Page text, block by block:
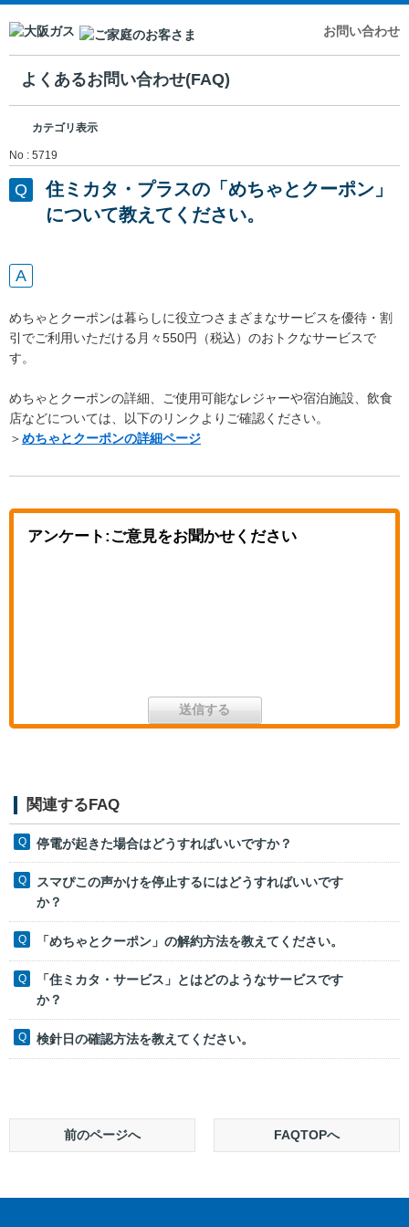
お問い合わせ
よくあるお問い合わせ(FAQ)
カテゴリ表示
No : 5719
住ミカタ・プラスの「めちゃとクーポン」
について教えてください。
めちゃとクーポンは暮らしに役立つさまざまなサービスを優待・割
引でご利用いただける月々550円（税込）のおトクなサービスで
す。
めちゃとクーポンの詳細、ご使用可能なレジャーや宿泊施設、飲食
店などについては、以下のリンクよりご確認ください。
＞めちゃとクーポンの詳細ページ
アンケート:ご意見をお聞かせください
関連するFAQ
停電が起きた場合はどうすればいいですか？
スマぴこの声かけを停止するにはどうすればいいです
か？
「めちゃとクーポン」の解約方法を教えてください。
「住ミカタ・サービス」とはどのようなサービスです
か？
検針日の確認方法を教えてください。
前のページへ FAQTOPへ